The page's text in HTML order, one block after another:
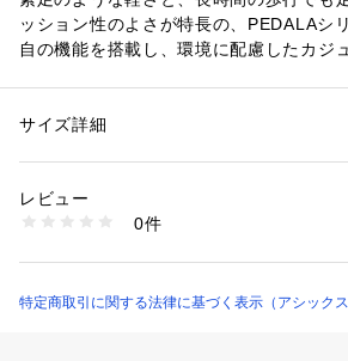
ッション性のよさが特長の、PEDALAシ
自の機能を搭載し、環境に配慮したカジ
ブ形状にすることで、歩行時に足首の屈
した溝で重心移動が安定し、スムーズな
す。ミッドソールには軽く耐久性のある
ルには耐摩耗性に優れたAHARラバーを
性別：メンズ
素材：本体＝人工皮革・ポリウレタン・レーヨン
商品番号：1089300000134 （モール）
サイズ詳細
レビュー
0件
特定商取引に関する法律に基づく表示（アシックス